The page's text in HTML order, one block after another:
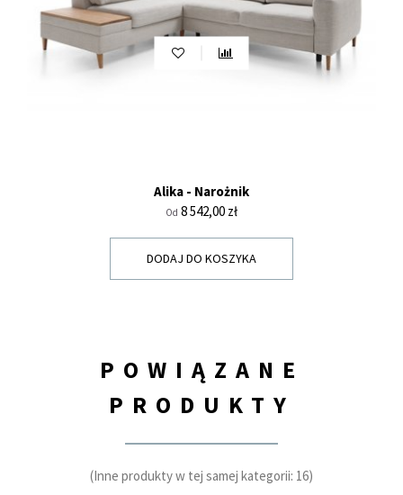
Alika - Narożnik
Od Cena
8 542,00 zł
DODAJ DO KOSZYKA
POWIĄZANE
PRODUKTY
(Inne produkty w tej samej kategorii: 16)